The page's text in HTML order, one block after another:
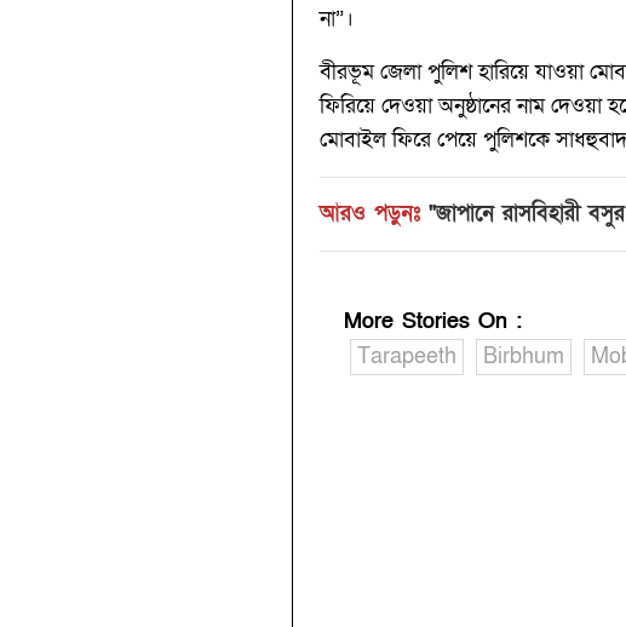
না”।
বীরভূম জেলা পুলিশ হারিয়ে যাওয়া
ফিরিয়ে দেওয়া অনুষ্ঠানের নাম দেওয়া
মোবাইল ফিরে পেয়ে পুলিশকে
আরও পড়ুনঃ "জাপানে রাসবিহারী
More Stories On :
Tarapeeth
Birbhum